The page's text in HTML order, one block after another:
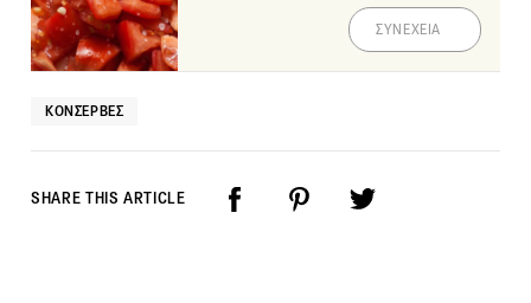
ΣΥΝΕΧΕΙΑ
ΚΟΝΣΈΡΒΕΣ
SHARE THIS ARTICLE